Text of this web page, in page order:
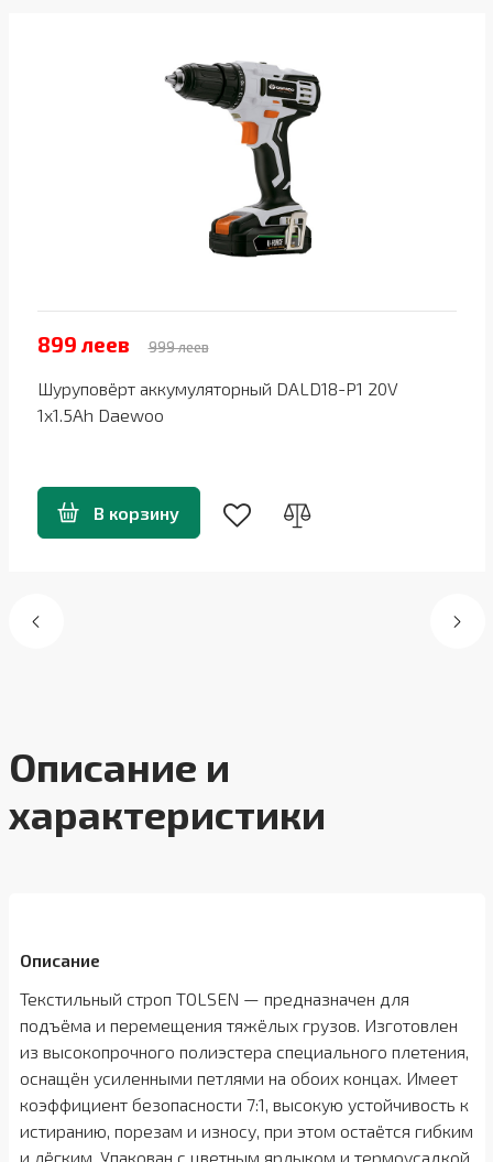
899 леев 999 леев
Шуруповёрт аккумуляторный DALD18-P1 20V
1x1.5Ah Daewoo
В корзину
Описание и
характеристики
Описание
Текстильный строп TOLSEN — предназначен для
подъёма и перемещения тяжёлых грузов. Изготовлен
из высокопрочного полиэстера специального плетения,
оснащён усиленными петлями на обоих концах. Имеет
коэффициент безопасности 7:1, высокую устойчивость к
истиранию, порезам и износу, при этом остаётся гибким
и лёгким. Упакован с цветным ярлыком и термоусадкой.